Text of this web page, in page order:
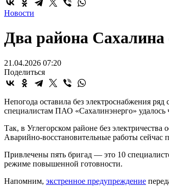
Новости
Два района Сахалина
21.04.2026 07:20
Поделиться
Непогода оставила без электроснабжения
специалистам ПАО «Сахалинэнерго» удалось
Так, в Углегорском районе без
Аварийно-восстановительные работы сейчас
Привлечены пять бригад — это 10
режиме повышенной готовности.
Напомним, экстренное предупреждение